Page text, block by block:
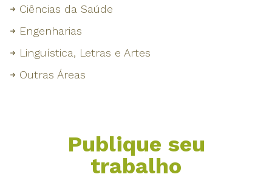
Ciências da Saúde
Engenharias
Linguística, Letras e Artes
Outras Áreas
Publique seu
trabalho